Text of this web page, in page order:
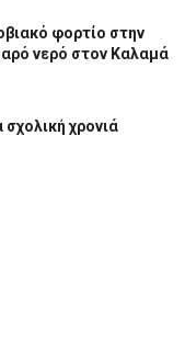
φορτίο στην
νερό στον Καλαμά
χρονιά